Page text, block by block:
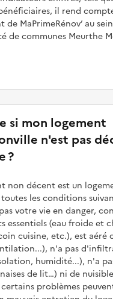
il rend
de MaPrimeRénov’ au
de communes Meurthe
si mon logement
n'est pas
?
non décent est un
les conditions
votre vie en danger,
essentiels (eau froide et
cuisine, etc.), est aéré
n'a pas
humidité...), n'a
de lit…) ni de
certains problèmes